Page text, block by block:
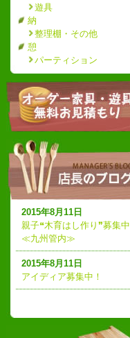
遊具
納
整理棚・その他
憩
パーティション
2015年8月11日
親子❝木育はし作り❞募集中
≪九州管内≫
2015年8月11日
アイディア募集中！